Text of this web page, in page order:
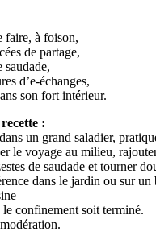
faire, à foison,
de partage,
saudade,
d’e-échanges,
son fort intérieur.
:
un grand saladier,
le voyage au milieu,
de saudade et tourner
dans le jardin ou sur
le confinement soit terminé.